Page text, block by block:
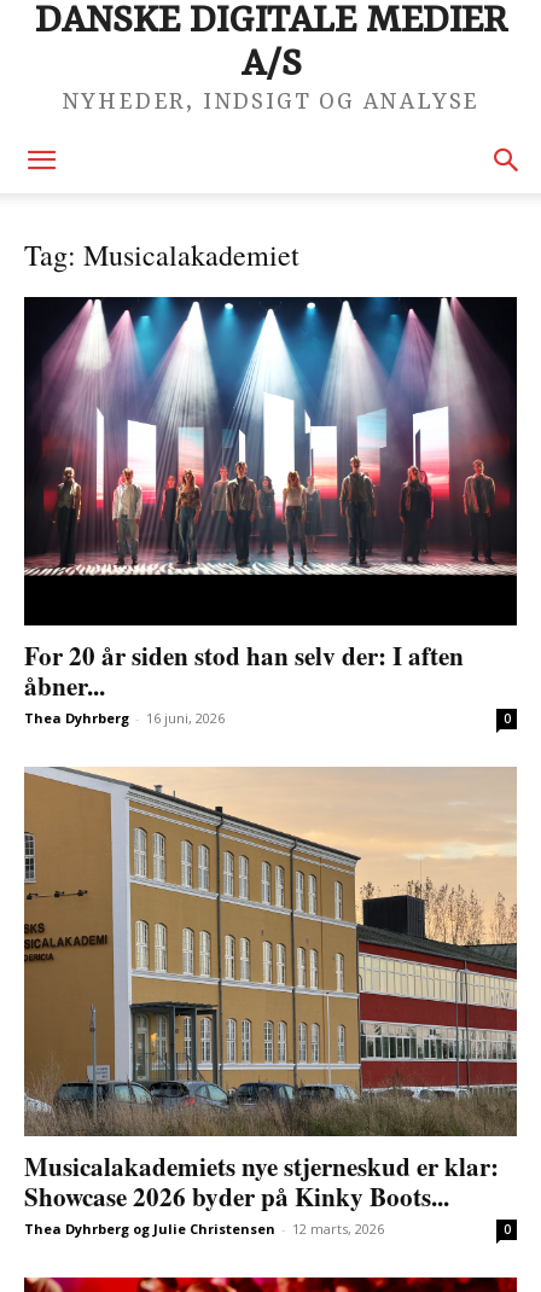
DANSKE DIGITALE MEDIER
A/S
NYHEDER, INDSIGT OG ANALYSE
Tag: Musicalakademiet
For 20 år siden stod han selv der: I aften
åbner...
Thea Dyhrberg - 16 juni, 2026 0
Musicalakademiets nye stjerneskud er klar:
Showcase 2026 byder på Kinky Boots...
Thea Dyhrberg og Julie Christensen - 12 marts, 2026 0